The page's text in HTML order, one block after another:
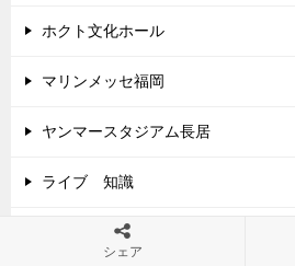
ホクト文化ホール
マリンメッセ福岡
ヤンマースタジアム長居
ライブ 知識
レクザムホール（香川県県民ホール）
シェア